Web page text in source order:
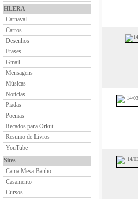
HLERA
Carnaval
Carros
Desenhos
Frases
Gmail
Mensagens
Músicas
Notícias
Piadas
Poemas
Recados para Orkut
Resumo de Livros
YouTube
Sites
Cama Mesa Banho
Casamento
Cursos